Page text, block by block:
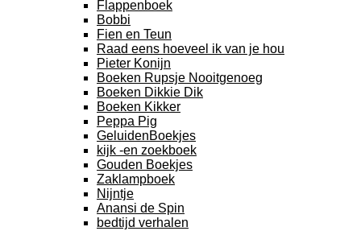
Flappenboek
Bobbi
Fien en Teun
Raad eens hoeveel ik van je hou
Pieter Konijn
Boeken Rupsje Nooitgenoeg
Boeken Dikkie Dik
Boeken Kikker
Peppa Pig
GeluidenBoekjes
kijk -en zoekboek
Gouden Boekjes
Zaklampboek
Nijntje
Anansi de Spin
bedtijd verhalen